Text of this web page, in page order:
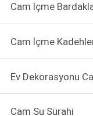
Cam İçme
Cam İçme
Ev Dekorasyonu
Cam Su Sürahi